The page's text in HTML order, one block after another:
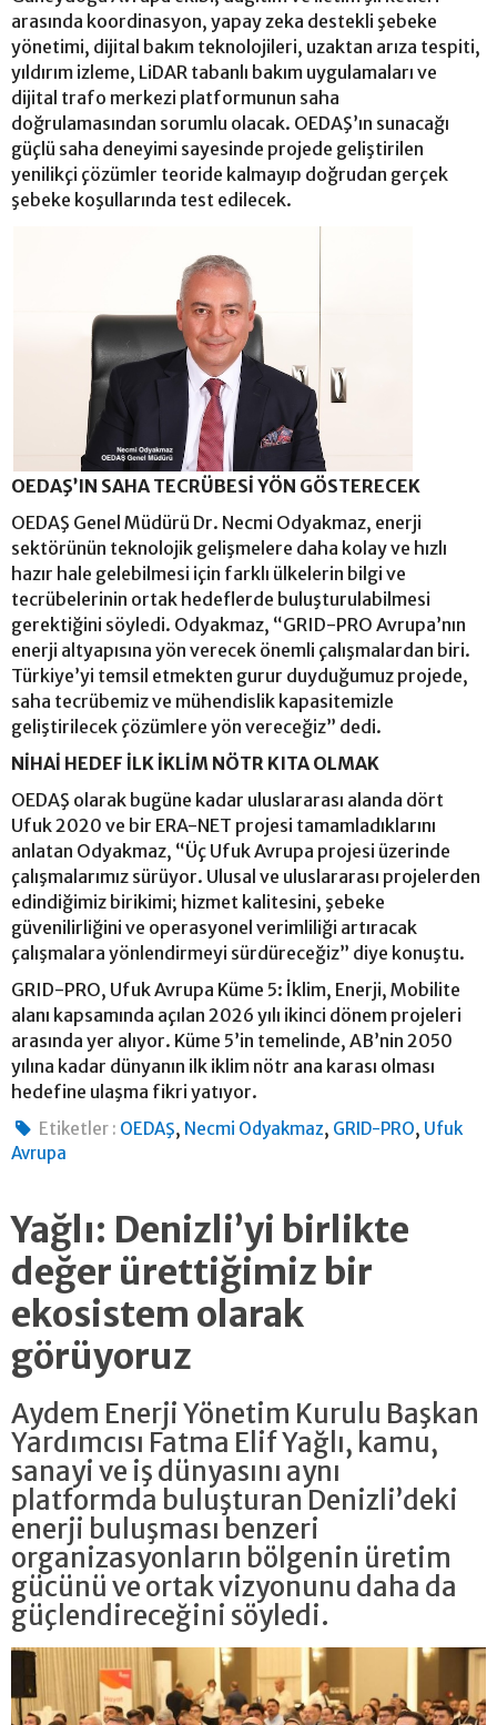
arasında koordinasyon, yapay zeka destekli şebeke
yönetimi, dijital bakım teknolojileri, uzaktan arıza tespiti,
yıldırım izleme, LiDAR tabanlı bakım uygulamaları ve
dijital trafo merkezi platformunun saha
doğrulamasından sorumlu olacak. OEDAŞ’ın sunacağı
güçlü saha deneyimi sayesinde projede geliştirilen
yenilikçi çözümler teoride kalmayıp doğrudan gerçek
şebeke koşullarında test edilecek.
OEDAŞ’IN SAHA TECRÜBESİ YÖN GÖSTERECEK
OEDAŞ Genel Müdürü Dr. Necmi Odyakmaz, enerji
sektörünün teknolojik gelişmelere daha kolay ve hızlı
hazır hale gelebilmesi için farklı ülkelerin bilgi ve
tecrübelerinin ortak hedeflerde buluşturulabilmesi
gerektiğini söyledi. Odyakmaz, “GRID-PRO Avrupa’nın
enerji altyapısına yön verecek önemli çalışmalardan biri.
Türkiye’yi temsil etmekten gurur duyduğumuz projede,
saha tecrübemiz ve mühendislik kapasitemizle
geliştirilecek çözümlere yön vereceğiz” dedi.
NİHAİ HEDEF İLK İKLİM NÖTR KITA OLMAK
OEDAŞ olarak bugüne kadar uluslararası alanda dört
Ufuk 2020 ve bir ERA-NET projesi tamamladıklarını
anlatan Odyakmaz, “Üç Ufuk Avrupa projesi üzerinde
çalışmalarımız sürüyor. Ulusal ve uluslararası projelerden
edindiğimiz birikimi; hizmet kalitesini, şebeke
güvenilirliğini ve operasyonel verimliliği artıracak
çalışmalara yönlendirmeyi sürdüreceğiz” diye konuştu.
GRID-PRO, Ufuk Avrupa Küme 5: İklim, Enerji, Mobilite
alanı kapsamında açılan 2026 yılı ikinci dönem projeleri
arasında yer alıyor. Küme 5’in temelinde, AB’nin 2050
yılına kadar dünyanın ilk iklim nötr ana karası olması
hedefine ulaşma fikri yatıyor.
Etiketler : OEDAŞ, Necmi Odyakmaz, GRID-PRO, Ufuk
Avrupa
Yağlı: Denizli’yi birlikte
değer ürettiğimiz bir
ekosistem olarak
görüyoruz
Aydem Enerji Yönetim Kurulu Başkan
Yardımcısı Fatma Elif Yağlı, kamu,
sanayi ve iş dünyasını aynı
platformda buluşturan Denizli’deki
enerji buluşması benzeri
organizasyonların bölgenin üretim
gücünü ve ortak vizyonunu daha da
güçlendireceğini söyledi.